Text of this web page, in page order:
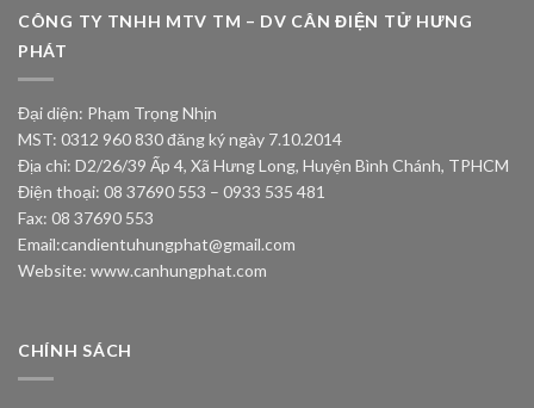
CÔNG TY TNHH MTV TM – DV CÂN ĐIỆN TỬ HƯNG
PHÁT
Đại diện: Phạm Trọng Nhịn
MST: 0312 960 830 đăng ký ngày 7.10.2014
Địa chỉ: D2/26/39 Ấp 4, Xã Hưng Long, Huyện Bình Chánh, TPHCM
Điện thoại: 08 37690 553 – 0933 535 481
Fax: 08 37690 553
Email:candientuhungphat@gmail.com
Website: www.canhungphat.com
CHÍNH SÁCH